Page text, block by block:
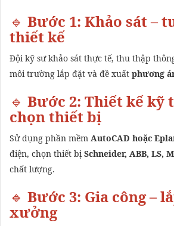
🔹 Bước 1: Khảo sát –
thiết kế
Đội kỹ sư khảo sát thực tế, thu thập
môi trường lắp đặt và đề xuất phương
🔹 Bước 2: Thiết kế kỹ
chọn thiết bị
Sử dụng phần mềm AutoCAD hoặc
điện, chọn thiết bị Schneider, ABB, LS,
chất lượng.
🔹 Bước 3: Gia công –
xưởng